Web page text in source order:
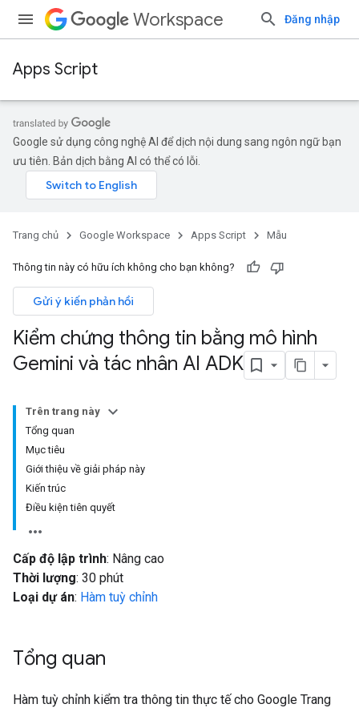
Workspace Đăng nhập
Apps Script
Google sử dụng công nghệ AI để dịch nội dung sang ngôn ngữ bạn
ưu tiên. Bản dịch bằng AI có thể có lỗi.
Trang chủ Google Workspace Apps Script Mẫu
Thông tin này có hữu ích không cho bạn không?
Gửi ý kiến phản hồi
Kiểm chứng thông tin bằng mô hình
Gemini và tác nhân AI ADK
Trên trang này
Tổng quan
Mục tiêu
Giới thiệu về giải pháp này
Kiến trúc
Điều kiện tiên quyết
Cấp độ lập trình: Nâng cao
Thời lượng: 30 phút
Loại dự án: Hàm tuỳ chỉnh
Tổng quan
Hàm tuỳ chỉnh kiểm tra thông tin thực tế cho Google Trang